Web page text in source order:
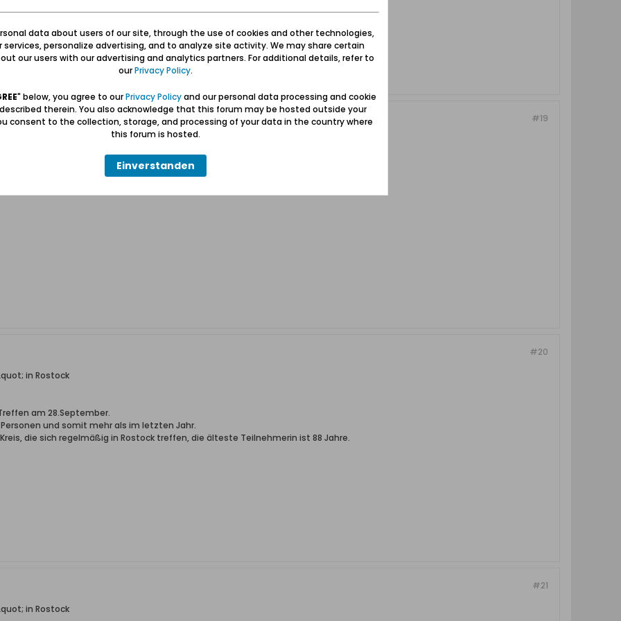
#19
#20
in Rostock
am 28.September.
und somit mehr als im letzten Jahr.
die sich regelmäßig in Rostock treffen, die älteste Teilnehmerin ist 88 Jahre.
#21
in Rostock
data about users of our site, through the use of cookies and other technologies,
services, personalize advertising, and to analyze site activity. We may share certain
our users with our advertising and analytics partners. For additional details, refer to
ourPrivacy Policy.
" below, you agree to ourPrivacy Policyand our personal data processing and cookie
therein. You also acknowledge that this forum may be hosted outside your
consent to the collection, storage, and processing of your data in the country where
this forum is hosted.
Einverstanden